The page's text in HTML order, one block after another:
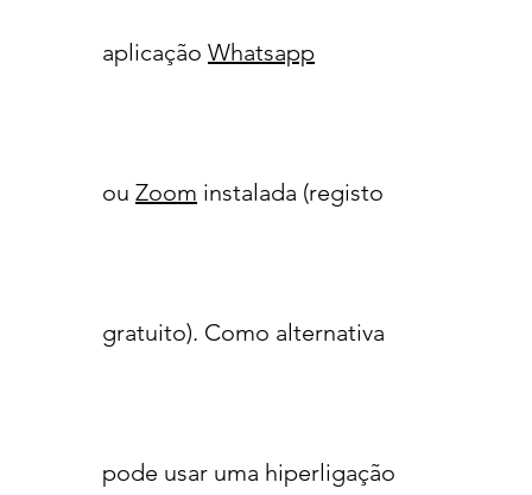
aplicaçãoWhatsapp
ouZoom instalada (registo
gratuito). Como alternativa
pode usar uma hiperligação